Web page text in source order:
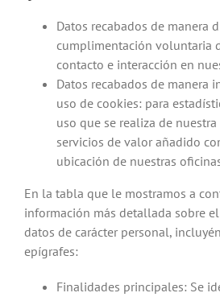
Datos recabados de manera
cumplimentación voluntaria
contacto e interacción en
Datos recabados de manera
uso de cookies: para
uso que se realiza de
servicios de valor añadido
ubicación de nuestras
En la tabla que le mostramos a
información más detallada sobre
datos de carácter personal,
epígrafes:
Finalidades principales: Se